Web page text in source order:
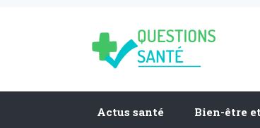
Actus santé Bien-être